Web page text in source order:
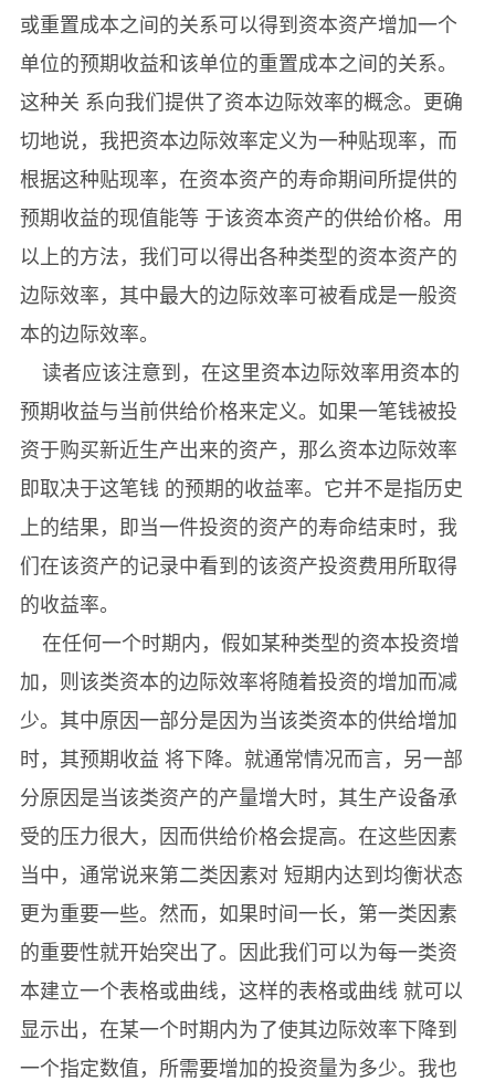
或重置成本之间的关系可以得到资本资产增加一个
单位的预期收益和该单位的重置成本之间的关系。
这种关 系向我们提供了资本边际效率的概念。更确
切地说，我把资本边际效率定义为一种贴现率，而
根据这种贴现率，在资本资产的寿命期间所提供的
预期收益的现值能等 于该资本资产的供给价格。用
以上的方法，我们可以得出各种类型的资本资产的
边际效率，其中最大的边际效率可被看成是一般资
本的边际效率。
读者应该注意到，在这里资本边际效率用资本的
预期收益与当前供给价格来定义。如果一笔钱被投
资于购买新近生产出来的资产，那么资本边际效率
即取决于这笔钱 的预期的收益率。它并不是指历史
上的结果，即当一件投资的资产的寿命结束时，我
们在该资产的记录中看到的该资产投资费用所取得
的收益率。
在任何一个时期内，假如某种类型的资本投资增
加，则该类资本的边际效率将随着投资的增加而减
少。其中原因一部分是因为当该类资本的供给增加
时，其预期收益 将下降。就通常情况而言，另一部
分原因是当该类资产的产量增大时，其生产设备承
受的压力很大，因而供给价格会提高。在这些因素
当中，通常说来第二类因素对 短期内达到均衡状态
更为重要一些。然而，如果时间一长，第一类因素
的重要性就开始突出了。因此我们可以为每一类资
本建立一个表格或曲线，这样的表格或曲线 就可以
显示出，在某一个时期内为了使其边际效率下降到
一个指定数值，所需要增加的投资量为多少。我也